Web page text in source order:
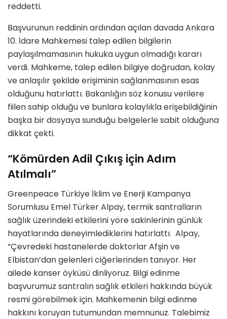
reddetti.
Başvurunun reddinin ardından açılan davada Ankara
10. İdare Mahkemesi talep edilen bilgilerin
paylaşılmamasının hukuka uygun olmadığı kararı
verdi. Mahkeme, talep edilen bilgiye doğrudan, kolay
ve anlaşılır şekilde erişiminin sağlanmasının esas
olduğunu hatırlattı. Bakanlığın söz konusu verilere
fiilen sahip olduğu ve bunlara kolaylıkla erişebildiğinin
başka bir dosyaya sunduğu belgelerle sabit olduğuna
dikkat çekti.
“Kömürden Adil Çıkış için Adım
Atılmalı”
Greenpeace Türkiye İklim ve Enerji Kampanya
Sorumlusu Emel Türker Alpay, termik santralların
sağlık üzerindeki etkilerini yöre sakinlerinin günlük
hayatlarında deneyimlediklerini hatırlattı. Alpay,
“Çevredeki hastanelerde doktorlar Afşin ve
Elbistan’dan gelenleri ciğerlerinden tanıyor. Her
ailede kanser öyküsü dinliyoruz. Bilgi edinme
başvurumuz santralın sağlık etkileri hakkında büyük
resmi görebilmek için. Mahkemenin bilgi edinme
hakkını koruyan tutumundan memnunuz. Talebimiz